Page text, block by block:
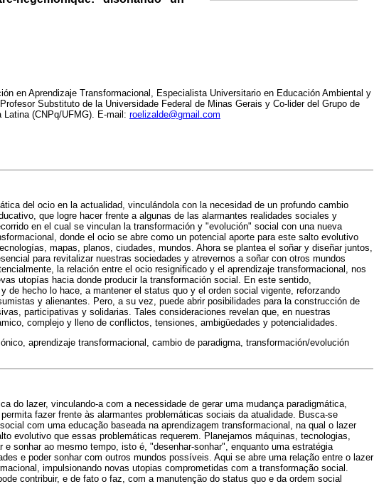
en Aprendizaje Transformacional, Especialista Universitario en Educación Ambiental y
Substituto de la Universidade Federal de Minas Gerais y Co-lider del Grupo de
(CNPq/UFMG). E-mail: roelizalde@gmail.com
del ocio en la actualidad, vinculándola con la necesidad de un profundo cambio
que logre hacer frente a algunas de las alarmantes realidades sociales y
en el cual se vinculan la transformación y "evolución" social con una nueva
donde el ocio se abre como un potencial aporte para este salto evolutivo
mapas, planos, ciudades, mundos. Ahora se plantea el soñar y diseñar juntos,
para revitalizar nuestras sociedades y atrevernos a soñar con otros mundos
la relación entre el ocio resignificado y el aprendizaje transformacional, nos
utopías hacia donde producir la transformación social. En este sentido,
de hecho lo hace, a mantener el status quo y el orden social vigente, reforzando
y alienantes. Pero, a su vez, puede abrir posibilidades para la construcción de
participativas y solidarias. Tales consideraciones revelan que, en nuestras
complejo y lleno de conflictos, tensiones, ambigüedades y potencialidades.
aprendizaje transformacional, cambio de paradigma, transformación/evolución
do lazer, vinculando-a com a necessidade de gerar uma mudança paradigmática,
fazer frente às alarmantes problemáticas sociais da atualidade. Busca-se
com uma educação baseada na aprendizagem transformacional, na qual o lazer
evolutivo que essas problemáticas requerem. Planejamos máquinas, tecnologias,
sonhar ao mesmo tempo, isto é, "desenhar-sonhar", enquanto uma estratégia
e poder sonhar com outros mundos possíveis. Aqui se abre uma relação entre o lazer
impulsionando novas utopias comprometidas com a transformação social.
contribuir, e de fato o faz, com a manutenção do status quo e da ordem social